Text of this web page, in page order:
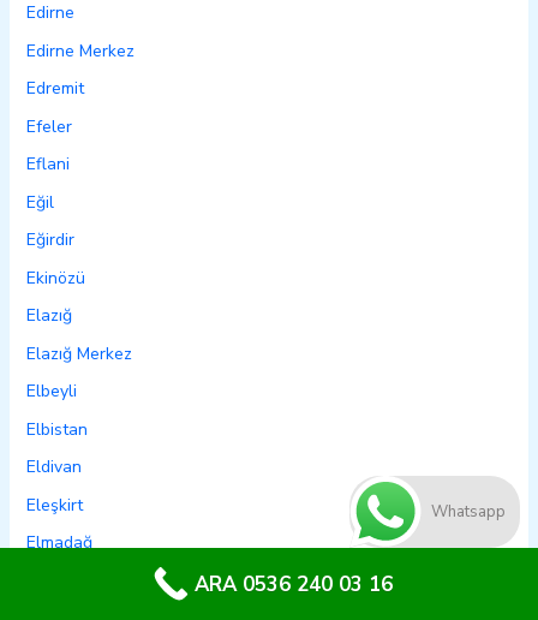
Edirne
Edirne Merkez
Edremit
Efeler
Eflani
Eğil
Eğirdir
Ekinözü
Elazığ
Elazığ Merkez
Elbeyli
Elbistan
Eldivan
Eleşkirt
Elmadağ
Whatsapp
ARA 0536 240 03 16